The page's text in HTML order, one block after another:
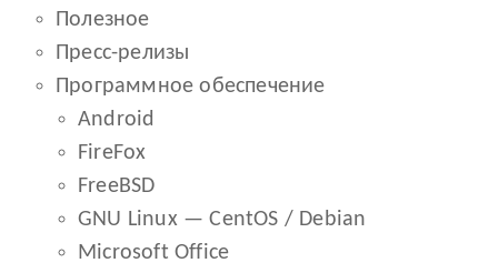
Полезное
Пресс-релизы
Программное обеспечение
Android
FireFox
FreeBSD
GNU Linux — CentOS / Debian
Microsoft Office